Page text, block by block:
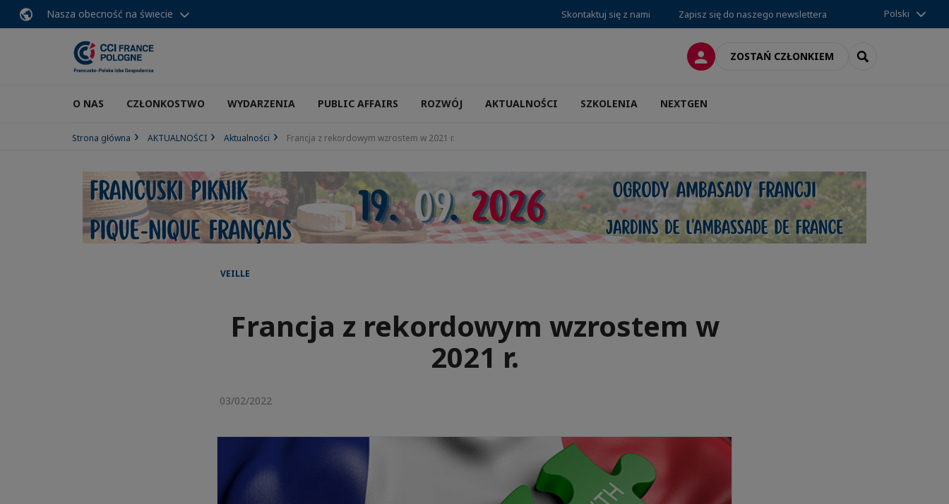
Nasza obecność na świecie Skontaktuj się z nami Zapisz się do naszego newslettera Polski
LOGOWANIEZOSTAŃ CZŁONKIEM SEARCH
O NAS CZŁONKOSTWO WYDARZENIA PUBLIC AFFAIRS ROZWÓJ AKTUALNOŚCI SZKOLENIA NEXTGEN
Strona główna AKTUALNOŚCI Aktualności Francja z rekordowym wzrostem w 2021 r.
VEILLE
Francja z rekordowym wzrostem w
2021 r.
03/02/2022